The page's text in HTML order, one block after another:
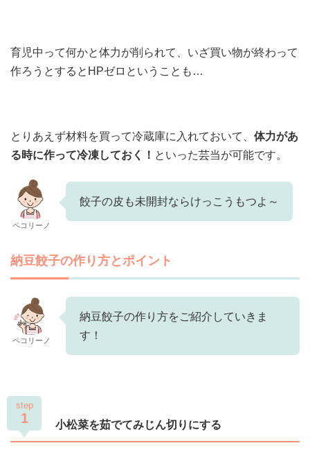
育児中って何かと体力が削られて、いざ買い物が終わって
作ろうとするとHPゼロということも…
とりあえず材料を買って冷蔵庫に入れておいて、 体力があ
る時に作って冷凍しておく！ といった芸当が可能です。
ペコリーノ
餃子の皮も未開封ならけっこうもつよ～
納豆餃子の作り方とポイント
ペコリーノ
納豆餃子の作り方をご紹介していきま
す！
step
1 小松菜を茹でてみじん切りにする